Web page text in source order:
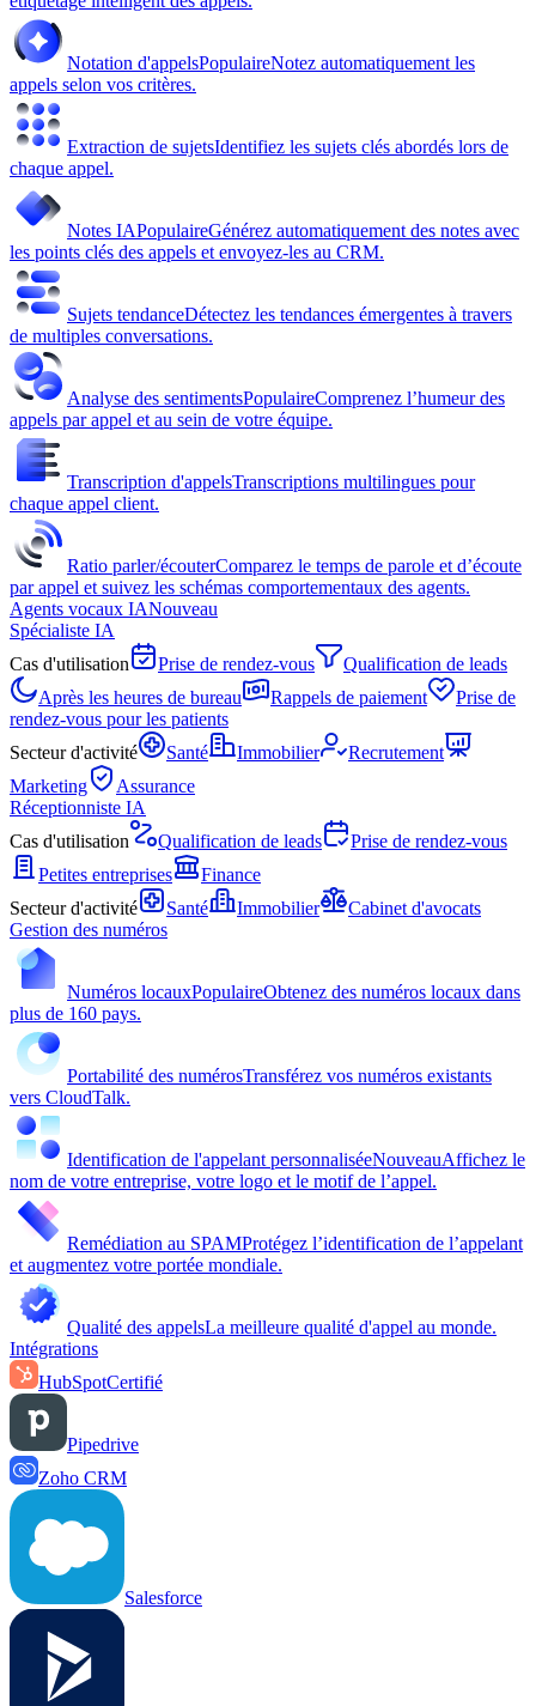
Notation d'appelsPopulaireNotez automatiquement les
appels selon vos critères.
Extraction de sujetsIdentifiez les sujets clés abordés lors de
chaque appel.
Notes IAPopulaireGénérez automatiquement des notes avec
les points clés des appels et envoyez-les au CRM.
Sujets tendanceDétectez les tendances émergentes à travers
de multiples conversations.
Analyse des sentimentsPopulaireComprenez l’humeur des
appels par appel et au sein de votre équipe.
Transcription d'appelsTranscriptions multilingues pour
chaque appel client.
Ratio parler/écouterComparez le temps de parole et d’écoute
par appel et suivez les schémas comportementaux des agents.
Agents vocaux IANouveau
Spécialiste IA
Cas d'utilisation
Prise de rendez-vous
Qualification de leads
Après les heures de bureau
Rappels de paiement
Prise de
rendez-vous pour les patients
Secteur d'activité
Santé Immobilier
Recrutement
Marketing
Assurance
Réceptionniste IA
Cas d'utilisation
Qualification de leads
Prise de rendez-vous
Petites entreprises
Finance
Secteur d'activité
Santé Immobilier
Cabinet d'avocats
Gestion des numéros
Numéros locauxPopulaireObtenez des numéros locaux dans
plus de 160 pays.
Portabilité des numérosTransférez vos numéros existants
vers CloudTalk.
Identification de l'appelant personnaliséeNouveauAffichez le
nom de votre entreprise, votre logo et le motif de l’appel.
Remédiation au SPAMProtégez l’identification de l’appelant
et augmentez votre portée mondiale.
Qualité des appelsLa meilleure qualité d'appel au monde.
Intégrations
HubSpotCertifié
Pipedrive
Zoho CRM
Salesforce